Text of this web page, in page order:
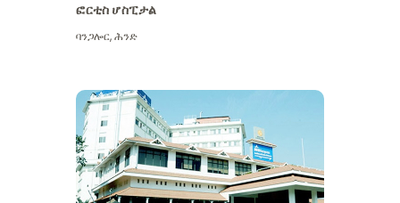
ፎርቲስ ሆስፒታል
ባንጋሎር,ሕንድ